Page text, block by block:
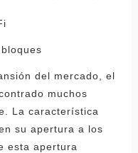
del mercado, el
muchos
La característica
su apertura a los
esta apertura